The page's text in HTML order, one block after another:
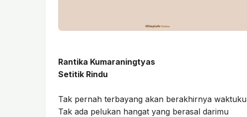
Rantika Kumaraningtyas
Setitik Rindu
Tak pernah terbayang akan berakhirnya waktuku
Tak ada pelukan hangat yang berasal darimu